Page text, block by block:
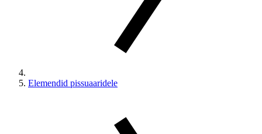
Elemendid pissuaaridele